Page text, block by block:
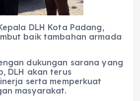
DLH Kota Padang,
baik tambahan armada
dukungan sarana yang
DLH akan terus
serta memperkuat
masyarakat.